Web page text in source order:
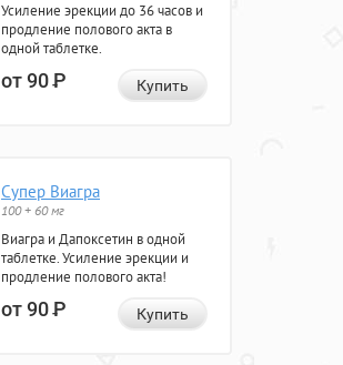
Усиление эрекции до 36 часов и
продление полового акта в
одной таблетке.
от 90Р Купить
Супер Виагра
100 + 60 мг
Виагра и Дапоксетин в одной
таблетке. Усиление эрекции и
продление полового акта!
от 90Р Купить